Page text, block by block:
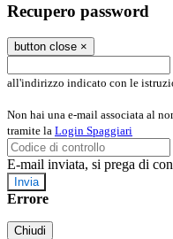
Recupero password
button close ×
all'indirizzo indicato con le
Non hai una e-mail associata al
tramite la Login Spaggiari
E-mail inviata, si prega di
Errore
Chiudi